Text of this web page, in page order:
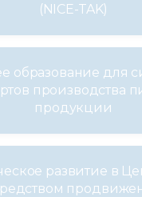
(NICE-TAK)
образование для
производства
продукции
развитие в